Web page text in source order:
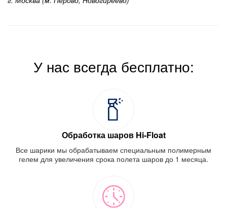
У нас всегда бесплатно:
Обработка шаров Hi-Float
Все шарики мы обрабатываем специальным полимерным
гелем для увеличения срока полета шаров до 1 месяца.